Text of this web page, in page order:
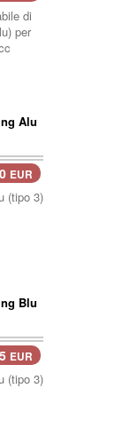
di
per
EUR
(tipo 3)
EUR
(tipo 3)